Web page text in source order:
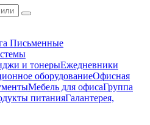
Письменные
и тонерыЕжедневники
оборудованиеОфисная
Мебель для офисаГруппа
питанияГалантерея,